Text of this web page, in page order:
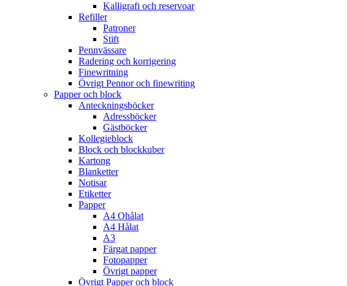
Kalligrafi och reservoar
Refiller
Patroner
Stift
Pennvässare
Radering och korrigering
Finewritning
Övrigt Pennor och finewriting
Papper och block
Anteckningsböcker
Adressböcker
Gästböcker
Kollegieblock
Block och blockkuber
Kartong
Blanketter
Notisar
Etiketter
Papper
A4 Ohålat
A4 Hålat
A3
Färgat papper
Fotopapper
Övrigt papper
Övrigt Papper och block